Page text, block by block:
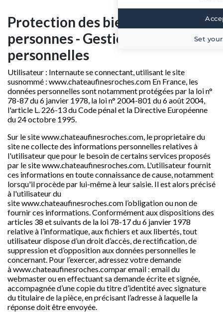
Protection des biens et des
personnes - Gestion des données
personnelles
Utilisateur : Internaute se connectant, utilisant le site
susnommé : www.chateaufinesroches.com En France, les
données personnelles sont notamment protégées par la loi n°
78-87 du 6 janvier 1978, la loi n° 2004-801 du 6 août 2004,
l'article L. 226-13 du Code pénal et la Directive Européenne
du 24 octobre 1995.
Sur le sitewww.chateaufinesroches.com, le proprietaire du
site ne collecte des informations personnelles relatives à
l'utilisateur que pour le besoin de certains services proposés
par le sitewww.chateaufinesroches.com. L'utilisateur fournit
ces informations en toute connaissance de cause, notamment
lorsqu'il procède par lui-même à leur saisie. Il est alors précisé
à l'utilisateur du
sitewww.chateaufinesroches.com l’obligation ou non de
fournir ces informations. Conformément aux dispositions des
articles 38 et suivants de la loi 78-17 du 6 janvier 1978
relative à l’informatique, aux fichiers et aux libertés, tout
utilisateur dispose d’un droit d’accès, de rectification, de
suppression et d’opposition aux données personnelles le
concernant. Pour l’exercer, adressez votre demande
àwww.chateaufinesroches.compar email : email du
webmaster ou en effectuant sa demande écrite et signée,
accompagnée d’une copie du titre d’identité avec signature
du titulaire de la pièce, en précisant l’adresse à laquelle la
réponse doit être envoyée.
Set